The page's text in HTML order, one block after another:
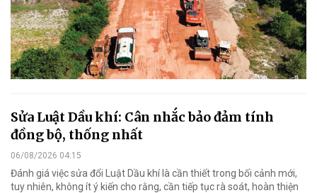
Sửa Luật Dầu khí: Cân nhắc bảo đảm tính
đồng bộ, thống nhất
06/08/2026 04:15
Đánh giá việc sửa đổi Luật Dầu khí là cần thiết trong bối cảnh mới,
tuy nhiên, không ít ý kiến cho rằng, cần tiếp tục rà soát, hoàn thiện